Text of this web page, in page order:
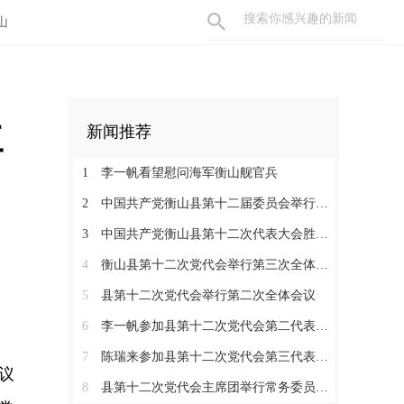
新闻推荐
1 李一帆看望慰问海军衡山舰官兵
2 中国共产党衡山县第十二届委员会举行第一次全体会议，李一帆当选县委书记
3 中国共产党衡山县第十二次代表大会胜利闭幕
4 衡山县第十二次党代会举行第三次全体会议
5 县第十二次党代会举行第二次全体会议
6 李一帆参加县第十二次党代会第二代表团讨论
7 陈瑞来参加县第十二次党代会第三代表团讨论
8 县第十二次党代会主席团举行常务委员会会议